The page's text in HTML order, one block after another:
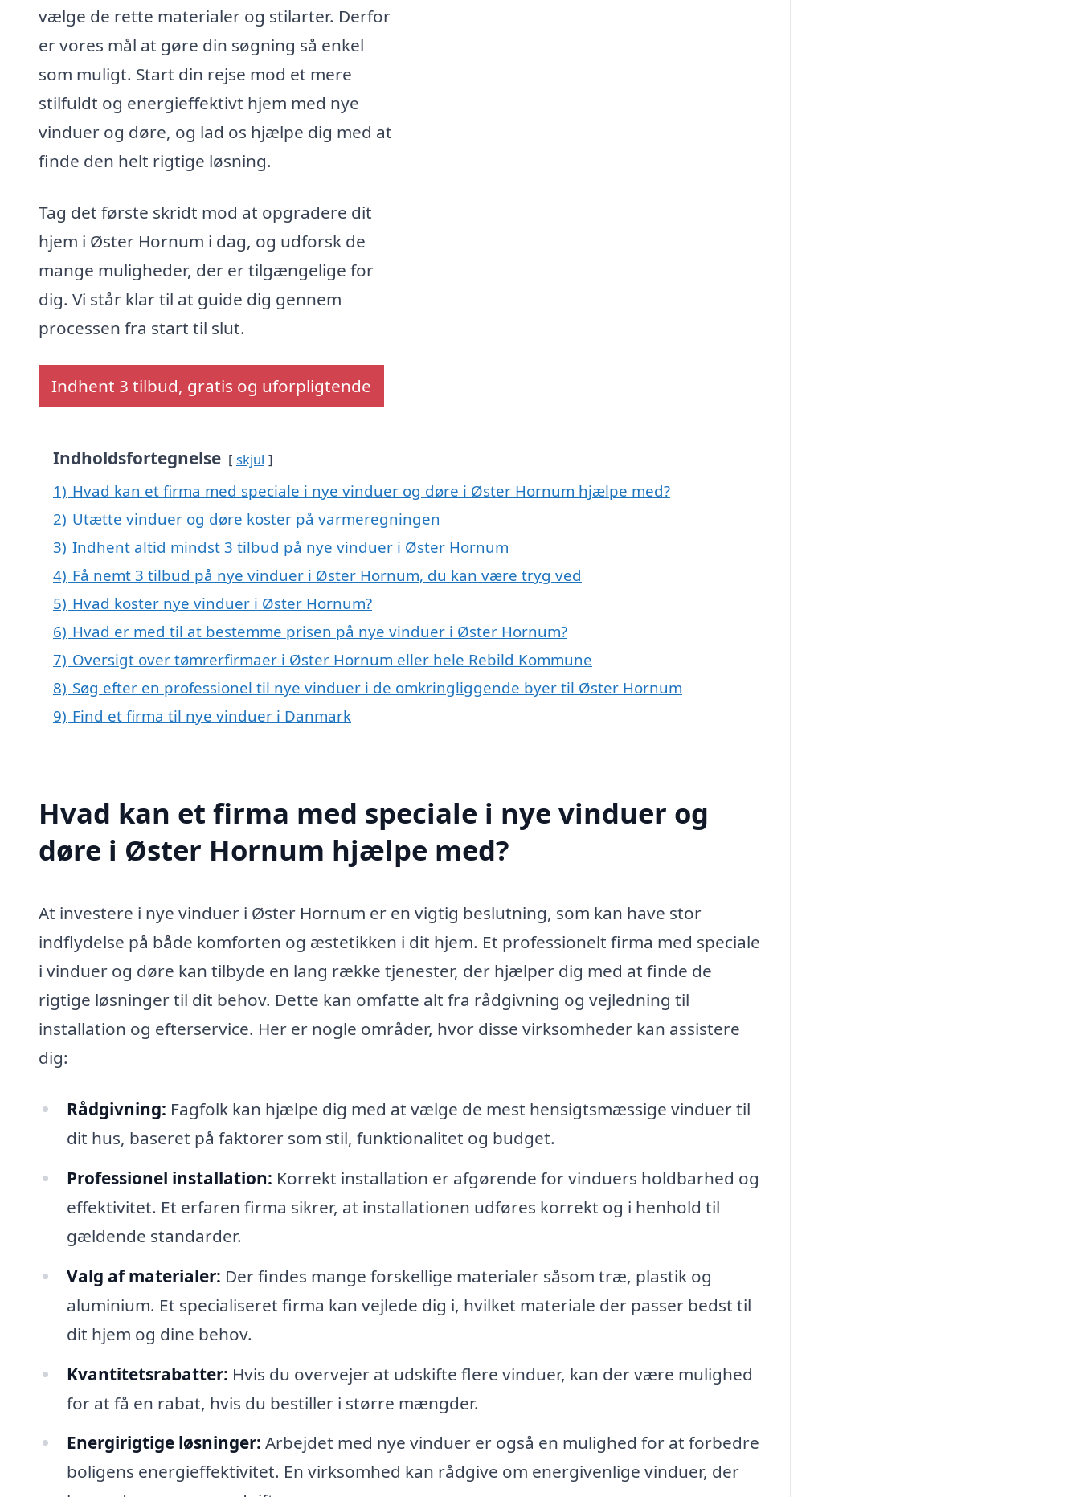
vælge de rette materialer og stilarter. Derfor
er vores mål at gøre din søgning så enkel
som muligt. Start din rejse mod et mere
stilfuldt og energieffektivt hjem med nye
vinduer og døre, og lad os hjælpe dig med at
finde den helt rigtige løsning.
Tag det første skridt mod at opgradere dit
hjem i Øster Hornum i dag, og udforsk de
mange muligheder, der er tilgængelige for
dig. Vi står klar til at guide dig gennem
processen fra start til slut.
Indhent 3 tilbud, gratis og uforpligtende
Indholdsfortegnelse skjul
1) Hvad kan et firma med speciale i nye vinduer og døre i Øster Hornum hjælpe med?
2) Utætte vinduer og døre koster på varmeregningen
3) Indhent altid mindst 3 tilbud på nye vinduer i Øster Hornum
4) Få nemt 3 tilbud på nye vinduer i Øster Hornum, du kan være tryg ved
5) Hvad koster nye vinduer i Øster Hornum?
6) Hvad er med til at bestemme prisen på nye vinduer i Øster Hornum?
7) Oversigt over tømrerfirmaer i Øster Hornum eller hele Rebild Kommune
8) Søg efter en professionel til nye vinduer i de omkringliggende byer til Øster Hornum
9) Find et firma til nye vinduer i Danmark
Hvad kan et firma med speciale i nye vinduer og
døre i Øster Hornum hjælpe med?
At investere i nye vinduer i Øster Hornum er en vigtig beslutning, som kan have stor
indflydelse på både komforten og æstetikken i dit hjem. Et professionelt firma med speciale
i vinduer og døre kan tilbyde en lang række tjenester, der hjælper dig med at finde de
rigtige løsninger til dit behov. Dette kan omfatte alt fra rådgivning og vejledning til
installation og efterservice. Her er nogle områder, hvor disse virksomheder kan assistere
dig:
Rådgivning: Fagfolk kan hjælpe dig med at vælge de mest hensigtsmæssige vinduer til
dit hus, baseret på faktorer som stil, funktionalitet og budget.
Professionel installation: Korrekt installation er afgørende for vinduers holdbarhed og
effektivitet. Et erfaren firma sikrer, at installationen udføres korrekt og i henhold til
gældende standarder.
Valg af materialer: Der findes mange forskellige materialer såsom træ, plastik og
aluminium. Et specialiseret firma kan vejlede dig i, hvilket materiale der passer bedst til
dit hjem og dine behov.
Kvantitetsrabatter: Hvis du overvejer at udskifte flere vinduer, kan der være mulighed
for at få en rabat, hvis du bestiller i større mængder.
Energirigtige løsninger: Arbejdet med nye vinduer er også en mulighed for at forbedre
boligens energieffektivitet. En virksomhed kan rådgive om energivenlige vinduer, der